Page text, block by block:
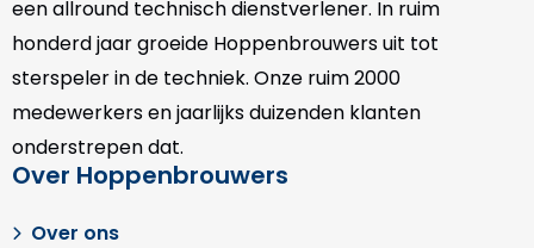
een allround technisch dienstverlener. In ruim
honderd jaar groeide Hoppenbrouwers uit tot
sterspeler in de techniek. Onze ruim 2000
medewerkers en jaarlijks duizenden klanten
onderstrepen dat.
Over Hoppenbrouwers
Over ons